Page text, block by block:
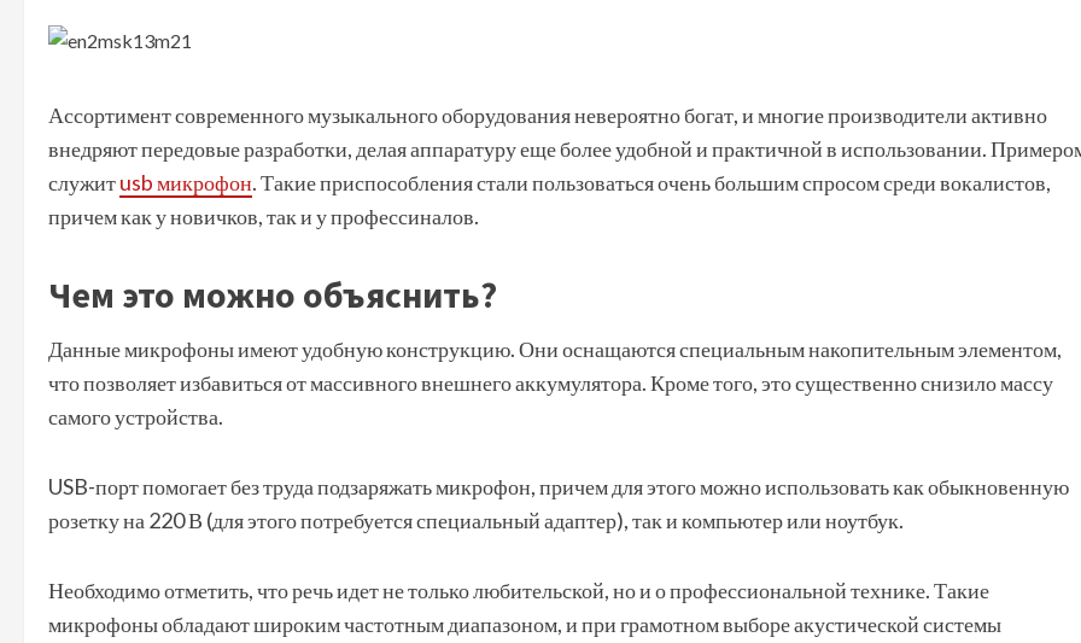
Ассортимент современного музыкального оборудования невероятно богат, и многие производители активно
внедряют передовые разработки, делая аппаратуру еще более удобной и практичной в использовании.
служитusb микрофон. Такие приспособления стали пользоваться очень большим спросом среди вокалистов,
причем как у новичков, так и у профессиналов.
Чем это можно объяснить?
Данные микрофоны имеют удобную конструкцию. Они оснащаются специальным накопительным элементом,
что позволяет избавиться от массивного внешнего аккумулятора. Кроме того, это существенно снизило массу
самого устройства.
USB-порт помогает без труда подзаряжать микрофон, причем для этого можно использовать как обыкновенную
розетку на 220 В (для этого потребуется специальный адаптер), так и компьютер или ноутбук.
Необходимо отметить, что речь идет не только любительской, но и о профессиональной технике. Такие
микрофоны обладают широким частотным диапазоном, и при грамотном выборе акустической системы